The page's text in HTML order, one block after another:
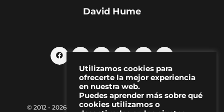
David Hume
© 2012 - 2026 MAKMA | Revista de artes visuales y cultura
Utilizamos cookies para
ofrecerte la mejor experiencia
en nuestra web.
Puedes aprender más sobre qué
cookies utilizamos o